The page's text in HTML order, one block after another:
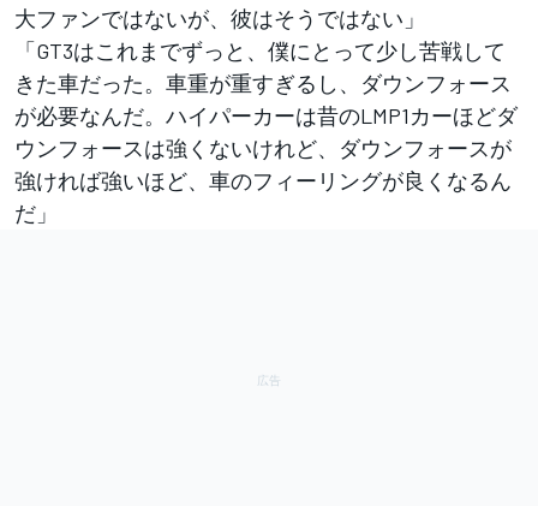
大ファンではないが、彼はそうではない」
「GT3はこれまでずっと、僕にとって少し苦戦して
きた車だった。車重が重すぎるし、ダウンフォース
が必要なんだ。ハイパーカーは昔のLMP1カーほどダ
ウンフォースは強くないけれど、ダウンフォースが
強ければ強いほど、車のフィーリングが良くなるん
だ」